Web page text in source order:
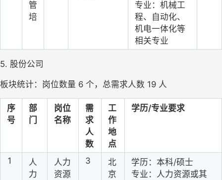
管
培
专业：机械工
程、自动化、
机电一体化等
相关专业
5. 股份公司
板块统计：岗位数量 6 个，总需求人数 19 人
序
号
部
门
岗位
名称
需
求
人
数
工
作
地
点
学历/专业要求
1
人
力
人力
资源
3
北
京
学历：本科/硕士
专业：人力资源或其